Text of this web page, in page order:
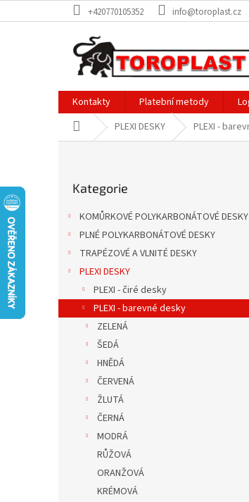
na
+420770105352 info@toroplast.cz
Kontakty Platební metody
Domů PLEXI DESKY PLEXI -
a
n
kategorie
Kategorie
KOMŮRKOVÉ POLYKARBONÁTOVÉ DESKY
PLNÉ POLYKARBONÁTOVÉ DESKY
TRAPÉZOVÉ A VLNITÉ DESKY
PLEXI DESKY
PLEXI - čiré desky
PLEXI - barevné desky
ZELENÁ
ŠEDÁ
HNĚDÁ
ČERVENÁ
ŽLUTÁ
ČERNÁ
MODRÁ
RŮŽOVÁ
ORANŽOVÁ
KRÉMOVÁ